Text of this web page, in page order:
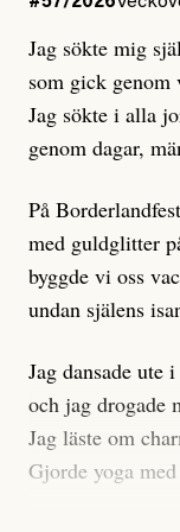
klickbete är inte
Journalistiken är
gör
prenumeration,
dessa
en mängd
möjlighet att
engagera sig i
grupper där
Researchen är
Möjligen är det
som stör?
Jag sökte mig
som gick genom
Jag sökte i alla
genom dagar,
På
med guldglitter
byggde vi oss
undan själens
Jag dansade ute
och jag drogade
Jag läste om
Gjorde yoga